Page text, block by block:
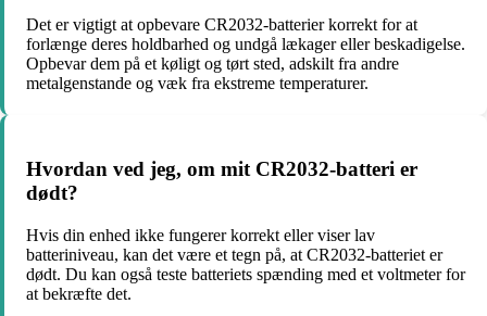
Det er vigtigt at opbevare CR2032-batterier korrekt for at
forlænge deres holdbarhed og undgå lækager eller beskadigelse.
Opbevar dem på et køligt og tørt sted, adskilt fra andre
metalgenstande og væk fra ekstreme temperaturer.
Hvordan ved jeg, om mit CR2032-batteri er
dødt?
Hvis din enhed ikke fungerer korrekt eller viser lav
batteriniveau, kan det være et tegn på, at CR2032-batteriet er
dødt. Du kan også teste batteriets spænding med et voltmeter for
at bekræfte det.